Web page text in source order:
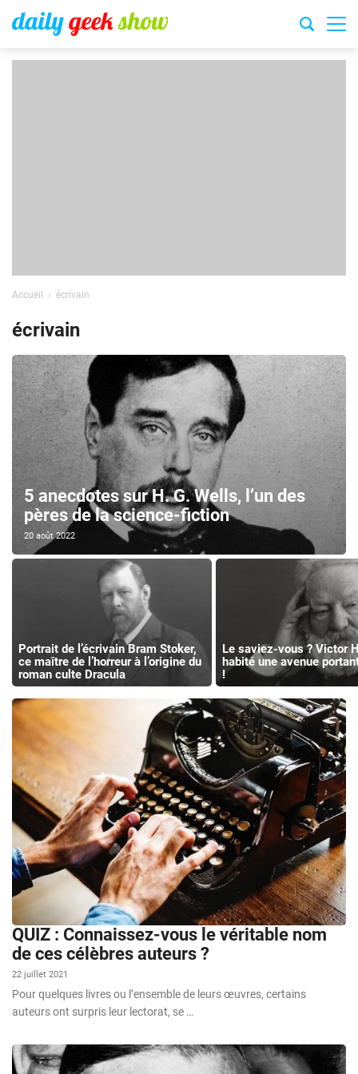
Accueil écrivain
écrivain
5 anecdotes sur H. G. Wells, l’un des
pères de la science-fiction
20 août 2022
Portrait de l’écrivain Bram Stoker,
ce maître de l’horreur à l’origine du
roman culte Dracula
Le saviez-vous ? Victor
habité une avenue
!
QUIZ : Connaissez-vous le véritable nom
de ces célèbres auteurs ?
22 juillet 2021
Pour quelques livres ou l’ensemble de leurs œuvres, certains
auteurs ont surpris leur lectorat, se …